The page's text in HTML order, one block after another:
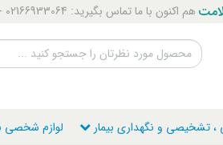
هم اکنون با ما تماس بگیرید: 02166933064 - 02166595990
، تشخیصی و نگهداری بیمار لوازم شخصی